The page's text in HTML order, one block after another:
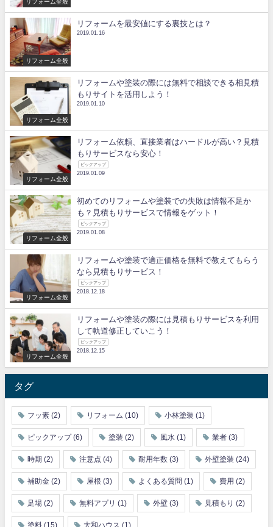
リフォーム全般
リフォーム全般
リフォームを最安値にする裏技とは？
2019.01.16
リフォーム全般
リフォームや塗装の際には無料で相談できる相見積
もりサイトを活用しよう！
2019.01.10
リフォーム全般
リフォーム依頼、直接業者はハードルが高い？見積
もりサービスなら安心！
ピックアップ
2019.01.09
リフォーム全般
初めてのリフォームや塗装での失敗は情報不足か
も？見積もりサービスで情報をゲット！
ピックアップ
2019.01.08
リフォーム全般
リフォームや塗装で適正価格を無料で教えてもらう
なら見積もりサービス！
ピックアップ
2018.12.18
リフォーム全般
リフォームや塗装の際には見積もりサービスを利用
して軌道修正していこう！
ピックアップ
2018.12.15
タグ
フッ素 (2) リフォーム (10) 小林塗装 (1)
ピックアップ (6) 塗装 (2) 風水 (1) 業者 (3)
時期 (2) 注意点 (4) 耐用年数 (3) 外壁塗装 (24)
補助金 (2) 屋根 (3) よくある質問 (1) 費用 (2)
足場 (2) 無料アプリ (1) 外壁 (3) 見積もり (2)
塗料 (15) 大和ハウス (1)